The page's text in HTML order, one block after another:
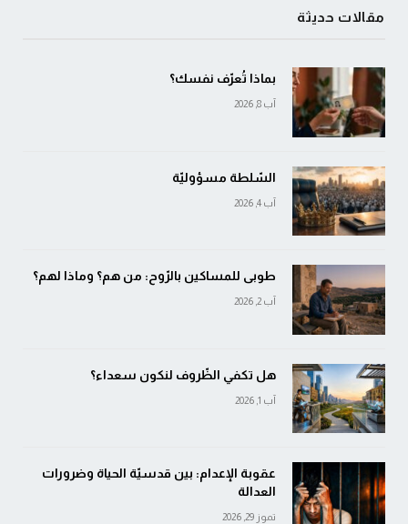
مقالات حديثة
بماذا تُعرّف نفسك؟
آب 8, 2026
السّلطة مسؤوليّة
آب 4, 2026
طوبى للمساكين بالرّوح: من هم؟ وماذا لهم؟
آب 2, 2026
هل تكفي الظّروف لنكون سعداء؟
آب 1, 2026
عقوبة الإعدام: بين قدسيّة الحياة وضرورات
العدالة
تموز 29, 2026